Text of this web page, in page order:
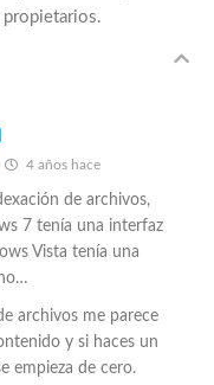
propietarios.
4 años hace
de archivos,
7 tenía una interfaz
Vista tenía una
archivos me parece
y si haces un
empieza de cero.